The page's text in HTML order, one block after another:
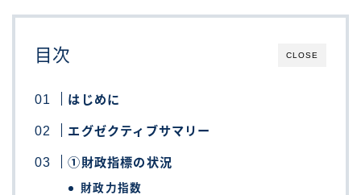
CLOSE
目次
はじめに
エグゼクティブサマリー
①財政指標の状況
財政力指数